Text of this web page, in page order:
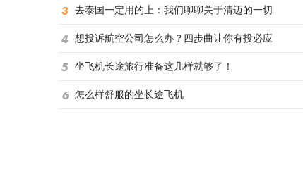
去泰国一定用的上：我们聊聊关于清迈的一切
想投诉航空公司怎么办？四步曲让你有投必应
坐飞机长途旅行准备这几样就够了！
怎么样舒服的坐长途飞机